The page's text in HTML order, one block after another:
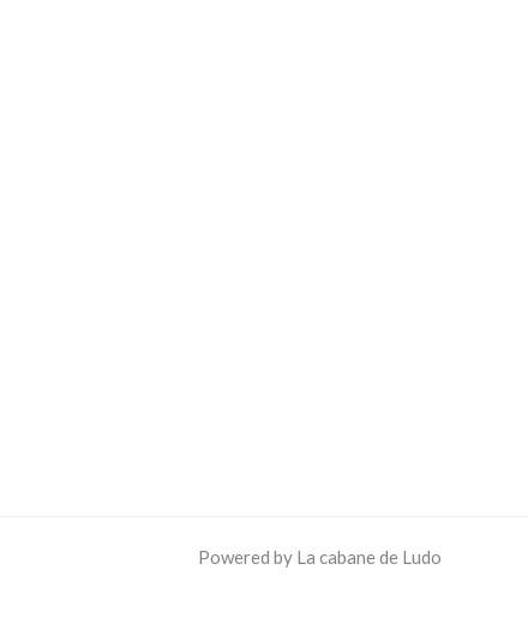
Powered by La cabane de Ludo